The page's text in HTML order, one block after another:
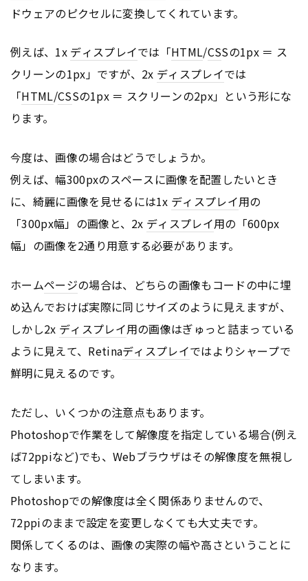
ドウェアのピクセルに変換してくれています。
例えば、1x ディスプレイでは「HTML/CSSの1px ＝ ス
クリーンの1px」ですが、2x ディスプレイでは
「HTML/CSSの1px ＝ スクリーンの2px」という形にな
ります。
今度は、画像の場合はどうでしょうか。
例えば、幅300pxのスペースに画像を配置したいとき
に、綺麗に画像を見せるには1x ディスプレイ用の
「300px幅」の画像と、2x ディスプレイ用の「600px
幅」の画像を2通り用意する必要があります。
ホームページの場合は、どちらの画像もコードの中に埋
め込んでおけば実際に同じサイズのように見えますが、
しかし2x ディスプレイ用の画像はぎゅっと詰まっている
ように見えて、Retinaディスプレイではよりシャープで
鮮明に見えるのです。
ただし、いくつかの注意点もあります。
Photoshopで作業をして解像度を指定している場合(例え
ば72ppiなど)でも、Webブラウザはその解像度を無視し
てしまいます。
Photoshopでの解像度は全く関係ありませんので、
72ppiのままで設定を変更しなくても大丈夫です。
関係してくるのは、画像の実際の幅や高さということに
なります。